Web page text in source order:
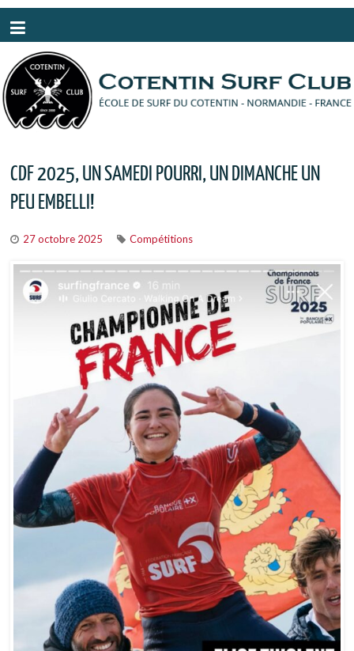
CDF 2025, UN SAMEDI POURRI, UN DIMANCHE UN
PEU EMBELLI!
27 octobre 2025 Compétitions
Panneau de gestion des cookies